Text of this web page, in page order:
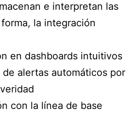
e interpretan las
la integración
en dashboards intuitivos
de alertas automáticos por
con la línea de base